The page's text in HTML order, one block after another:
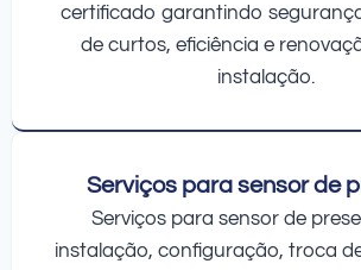
certificado garantindo
de curtos, eficiência e
instalação.
Serviços para sensor de
Serviços para sensor de
instalação, configuração, troca